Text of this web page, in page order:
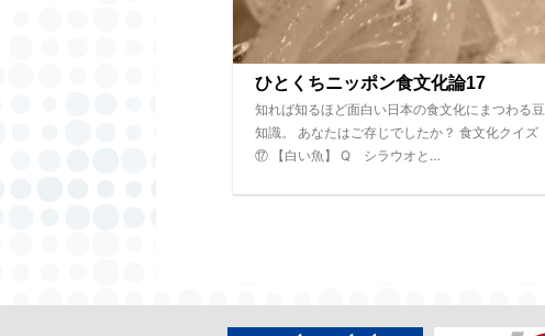
ひとくちニッポン食文化論17
知れば知るほど面白い日本の食文化にまつわる豆
知識。 あなたはご存じでしたか？ 食文化クイズ
⑰ 【白い魚】 Q シラウオと…